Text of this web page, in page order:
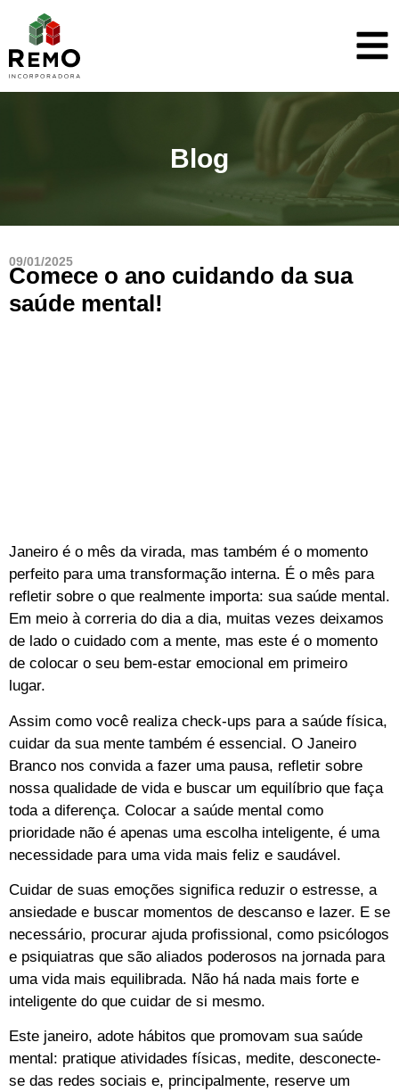
Blog
09/01/2025
Comece o ano cuidando da sua
saúde mental!
Janeiro é o mês da virada, mas também é o momento
perfeito para uma transformação interna. É o mês para
refletir sobre o que realmente importa: sua saúde mental.
Em meio à correria do dia a dia, muitas vezes deixamos
de lado o cuidado com a mente, mas este é o momento
de colocar o seu bem-estar emocional em primeiro
lugar.
Assim como você realiza check-ups para a saúde física,
cuidar da sua mente também é essencial. O Janeiro
Branco nos convida a fazer uma pausa, refletir sobre
nossa qualidade de vida e buscar um equilíbrio que faça
toda a diferença. Colocar a saúde mental como
prioridade não é apenas uma escolha inteligente, é uma
necessidade para uma vida mais feliz e saudável.
Cuidar de suas emoções significa reduzir o estresse, a
ansiedade e buscar momentos de descanso e lazer. E se
necessário, procurar ajuda profissional, como psicólogos
e psiquiatras que são aliados poderosos na jornada para
uma vida mais equilibrada. Não há nada mais forte e
inteligente do que cuidar de si mesmo.
Este janeiro, adote hábitos que promovam sua saúde
mental: pratique atividades físicas, medite, desconecte-
se das redes sociais e, principalmente, reserve um